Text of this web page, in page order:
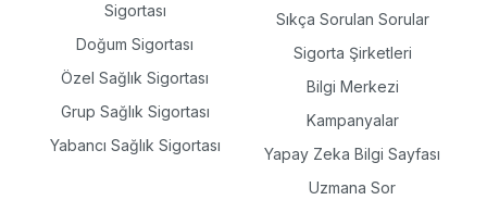
Sigortası
Doğum Sigortası
Özel Sağlık Sigortası
Grup Sağlık Sigortası
Yabancı Sağlık Sigortası
Sıkça Sorulan Sorular
Sigorta Şirketleri
Bilgi Merkezi
Kampanyalar
Yapay Zeka Bilgi Sayfası
Uzmana Sor